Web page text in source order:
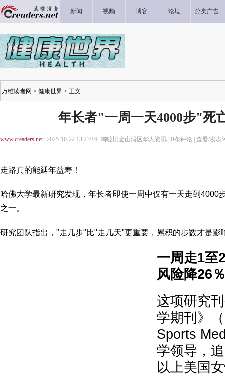
新闻 视频 博客 论坛 分类广告
万维读者网 > 健康世界 > 正文
年长者"一周一天4000步"死
www.creaders.net| 2025-10-22 13:23:16 淘啦旧金山湾区华人资讯 | 0条评论 | 查看/发表
走路真的能延年益寿！
哈佛大学最新研究发现，年长者即使一周中仅有一天走到4000
之一。
研究团队指出，"走几步"比"走几天"更重要，累积的步数才是影
一周走1
风险降26
这项研究
学期刊》
Sports
学领导，
以上美国